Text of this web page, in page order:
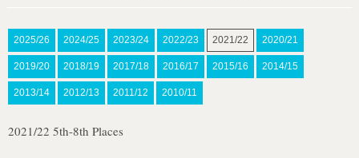
2025/26 2024/25 2023/24 2022/23 2021/22 2020/21
2019/20 2018/19 2017/18 2016/17 2015/16 2014/15
2013/14 2012/13 2011/12 2010/11
2021/22 5th-8th Places